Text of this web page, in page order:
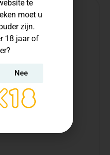
te
moet u
zijn.
18 jaar of
Nee